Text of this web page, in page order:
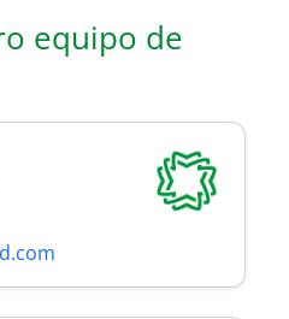
equipo de